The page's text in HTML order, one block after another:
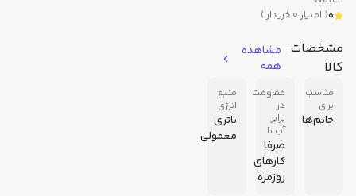
0
( امتیاز 0 خریدار)
مشخصات
کالا
مشاهده
همه
مناسب
برای
خانم‌ها
مقاومت
در
برابر
آب تا
صرفا
کارهای
روزمره
منبع
انرژی
باتری
معمولی